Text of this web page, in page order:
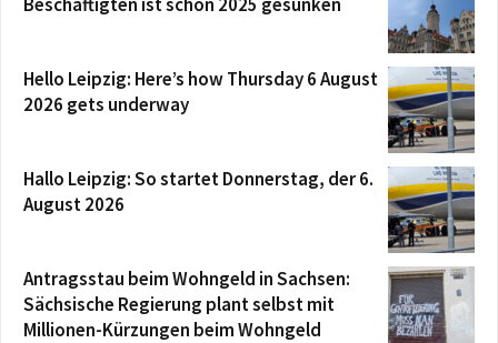
Hello Leipzig: Here’s how Thursday 6 August
2026 gets underway
Hallo Leipzig: So startet Donnerstag, der 6.
August 2026
Antragsstau beim Wohngeld in Sachsen:
Sächsische Regierung plant selbst mit
Millionen-Kürzungen beim Wohngeld